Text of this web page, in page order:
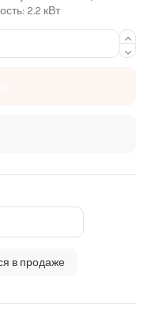
2.2 кВт